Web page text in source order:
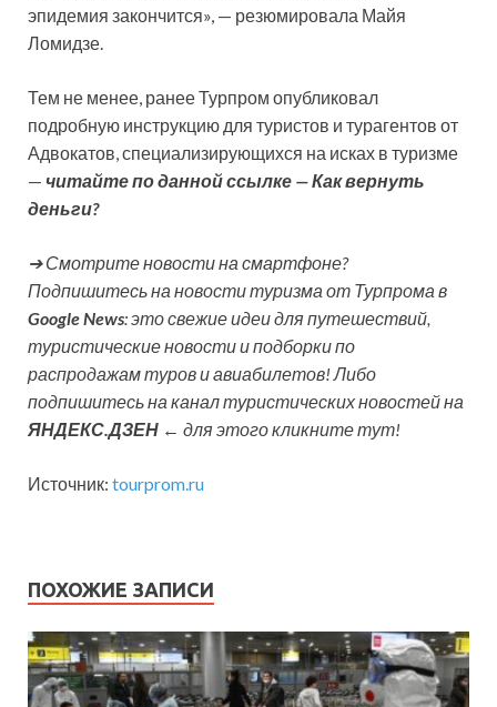
эпидемия закончится», — резюмировала Майя
Ломидзе.
Тем не менее, ранее Турпром опубликовал
подробную инструкцию для туристов и турагентов от
Адвокатов, специализирующихся на исках в туризме
— читайте по данной ссылке — Как вернуть
деньги?
➔ Смотрите новости на смартфоне?
Подпишитесь на новости туризма от Турпрома в
Google News: это свежие идеи для путешествий,
туристические новости и подборки по
распродажам туров и авиабилетов! Либо
подпишитесь на канал туристических новостей на
ЯНДЕКС.ДЗЕН ← для этого кликните тут!
Источник: tourprom.ru
ПОХОЖИЕ ЗАПИСИ